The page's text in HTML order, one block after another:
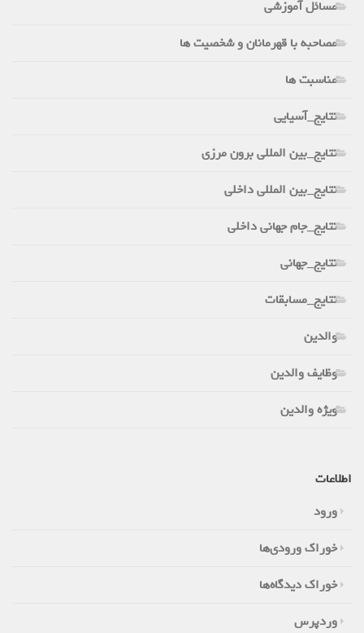
مسائل آموزشی
مصاحبه با قهرمانان و شخصیت ها
مناسبت ها
نتایج_آسیایی
نتایج_بین المللی برون مرزی
نتایج_بین المللی داخلی
نتایج_جام جهانی داخلی
نتایج_جهانی
نتایج_مسابقات
والدین
وظایف والدین
ویژه والدین
اطلاعات
ورود
خوراک ورودی‌ها
خوراک دیدگاه‌ها
وردپرس